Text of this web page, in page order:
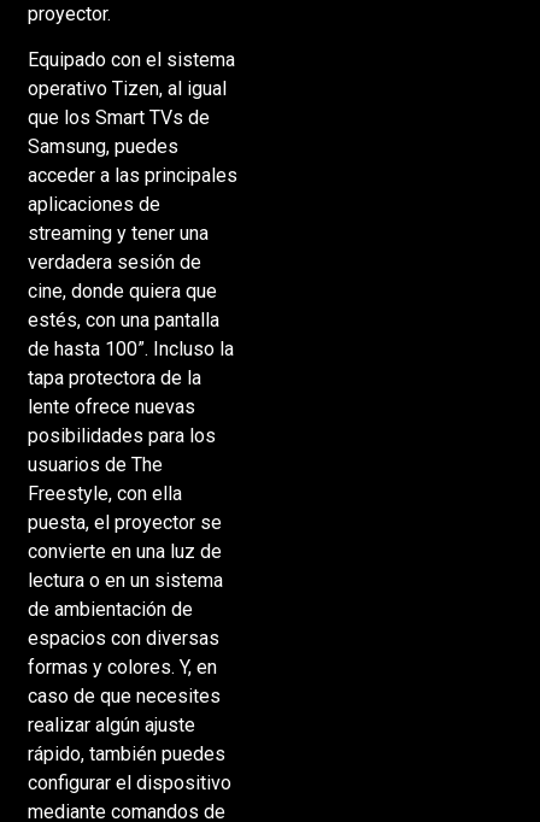
proyector.
Equipado con el sistema
operativo Tizen, al igual
que los Smart TVs de
Samsung, puedes
acceder a las principales
aplicaciones de
streaming y tener una
verdadera sesión de
cine, donde quiera que
estés, con una pantalla
de hasta 100”. Incluso la
tapa protectora de la
lente ofrece nuevas
posibilidades para los
usuarios de The
Freestyle, con ella
puesta, el proyector se
convierte en una luz de
lectura o en un sistema
de ambientación de
espacios con diversas
formas y colores. Y, en
caso de que necesites
realizar algún ajuste
rápido, también puedes
configurar el dispositivo
mediante comandos de